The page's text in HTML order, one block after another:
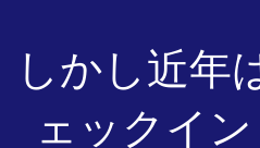
しかし近年
ェックイ